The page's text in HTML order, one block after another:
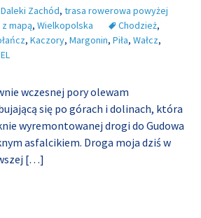
Daleki Zachód, trasa rowerowa powyżej
mapą, Wielkopolska Chodzież,
, Kaczory, Margonin, Piła, Wałcz,
EL
wczesnej pory olewam
się po górach i dolinach, która
wyremontowanej drogi do Gudowa
asfalcikiem. Droga moja dziś w
[…]